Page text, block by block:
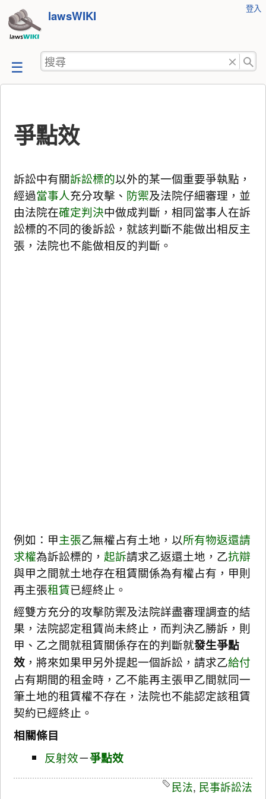
跳
至
容
lawsWIKI
工
登入
搜
尋
爭點效
訴訟中有關訴訟標的以外的某一個重要爭執點，
經過當事人充分攻擊、 防禦及法院仔細審理，並
由法院在確定判決中做成判斷，相同當事人在訴
訟標的不同的後訴訟，就該判斷不能做出相反主
張，法院也不能做相反的判斷。
例如：甲主張乙無權占有土地，以所有物返還請
求權為訴訟標的，起訴請求乙返還土地，乙抗辯
與甲之間就土地存在租賃關係為有權占有，甲則
再主張租賃已經終止。
經雙方充分的攻擊防禦及法院詳盡審理調查的結
果，法院認定租賃尚未終止，而判決乙勝訴，則
甲、乙之間就租賃關係存在的判斷就發生爭點
效 ，將來如果甲另外提起一個訴訟，請求乙給付
占有期間的租金時，乙不能再主張甲乙間就同一
筆土地的租賃權不存在，法院也不能認定該租賃
契約已經終止。
相關條目
反射效－爭點效
民法, 民事訴訟法